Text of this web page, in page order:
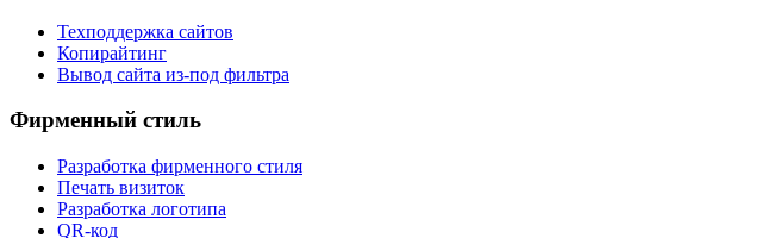
Техподдержка сайтов
Копирайтинг
Вывод сайта из-под фильтра
Фирменный стиль
Разработка фирменного стиля
Печать визиток
Разработка логотипа
QR-код